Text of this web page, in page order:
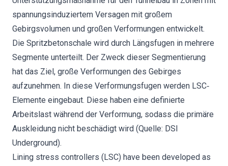
spannungsinduziertem Versagen mit großem
Gebirgsvolumen und großen Verformungen entwickelt.
Die Spritzbetonschale wird durch Längsfugen in mehrere
Segmente unterteilt. Der Zweck dieser Segmentierung
hat das Ziel, große Verformungen des Gebirges
aufzunehmen. In diese Verformungsfugen werden LSC‐
Elemente eingebaut. Diese haben eine definierte
Arbeitslast während der Verformung, sodass die primäre
Auskleidung nicht beschädigt wird (Quelle: DSI
Underground).
Lining stress controllers (LSC) have been developed as